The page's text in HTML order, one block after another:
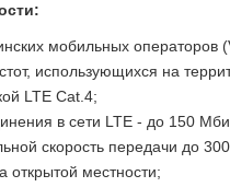
мобильных операторов
использующихся на
LTE Cat.4;
в сети LTE - до 150
скорость передачи до
открытой местности;